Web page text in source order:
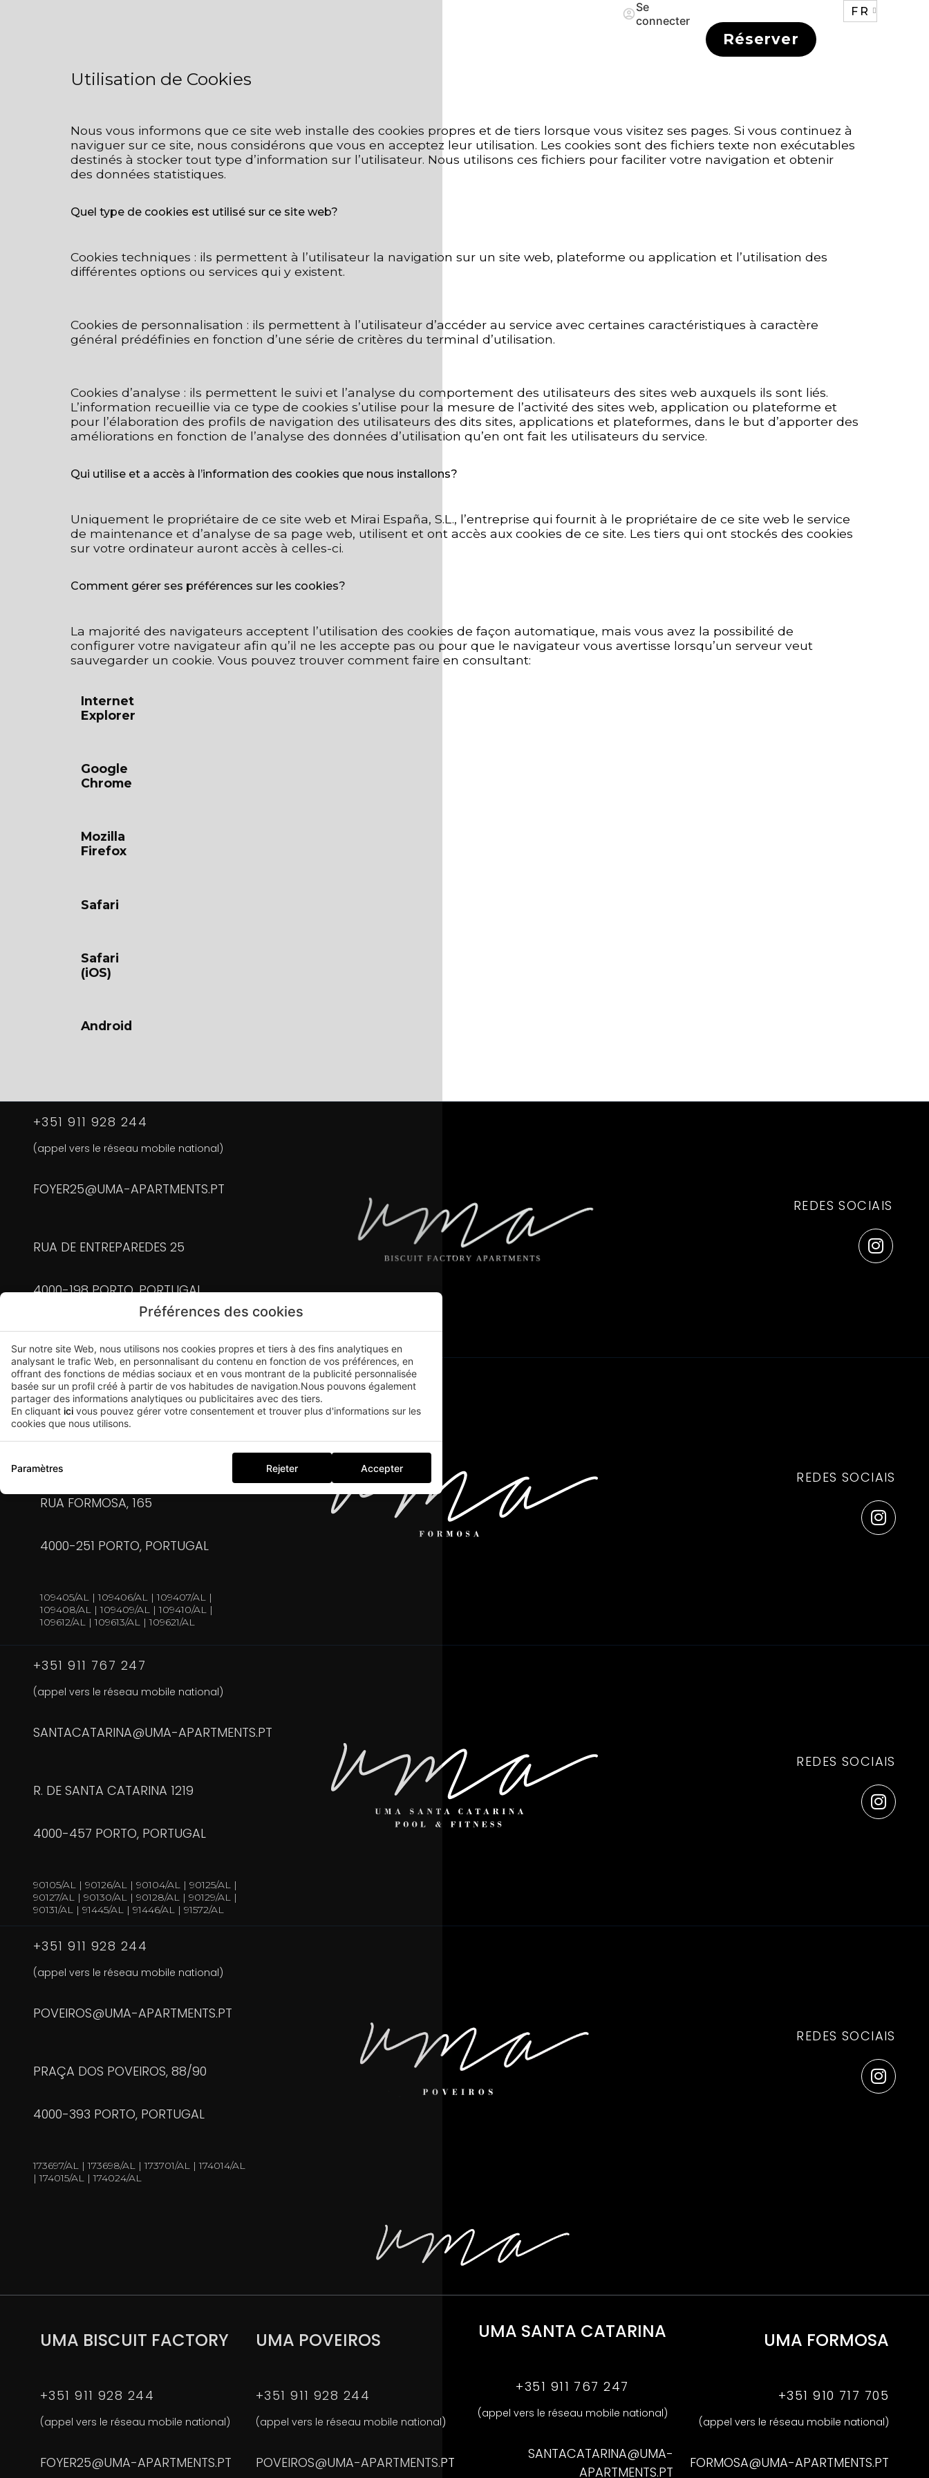
Se
connecter
Réserver
FR
Utilisation de Cookies
Nous vous informons que ce site web installe des cookies propres et de tiers lorsque vous visitez ses pages. Si vous continuez à
naviguer sur ce site, nous considérons que vous en acceptez leur utilisation. Les cookies sont des fichiers texte non exécutables
destinés à stocker tout type d’information sur l’utilisateur. Nous utilisons ces fichiers pour faciliter votre navigation et obtenir
des données statistiques.
Quel type de cookies est utilisé sur ce site web?
Cookies techniques : ils permettent à l’utilisateur la navigation sur un site web, plateforme ou application et l’utilisation des
différentes options ou services qui y existent.
Cookies de personnalisation : ils permettent à l’utilisateur d’accéder au service avec certaines caractéristiques à caractère
général prédéfinies en fonction d’une série de critères du terminal d’utilisation.
Cookies d’analyse : ils permettent le suivi et l’analyse du comportement des utilisateurs des sites web auxquels ils sont liés.
L’information recueillie via ce type de cookies s’utilise pour la mesure de l’activité des sites web, application ou plateforme et
pour l’élaboration des profils de navigation des utilisateurs des dits sites, applications et plateformes, dans le but d’apporter des
améliorations en fonction de l’analyse des données d’utilisation qu’en ont fait les utilisateurs du service.
Qui utilise et a accès à l’information des cookies que nous installons?
Uniquement le propriétaire de ce site web et Mirai España, S.L., l’entreprise qui fournit à le propriétaire de ce site web le service
de maintenance et d’analyse de sa page web, utilisent et ont accès aux cookies de ce site. Les tiers qui ont stockés des cookies
sur votre ordinateur auront accès à celles-ci.
Comment gérer ses préférences sur les cookies?
La majorité des navigateurs acceptent l’utilisation des cookies de façon automatique, mais vous avez la possibilité de
configurer votre navigateur afin qu’il ne les accepte pas ou pour que le navigateur vous avertisse lorsqu’un serveur veut
sauvegarder un cookie. Vous pouvez trouver comment faire en consultant:
Internet
Explorer
Google
Chrome
Mozilla
Firefox
Safari
Safari
(iOS)
Android
+351 911 928 244
(appel vers le réseau mobile national)
FOYER25@UMA-APARTMENTS.PT
RUA DE ENTREPAREDES 25
4000-198 PORTO, PORTUGAL
REDES SOCIAIS
+351 910 717 705
(appel vers le réseau mobile national)
FORMOSA@UMA-APARTMENTS.PT
RUA FORMOSA, 165
4000-251 PORTO, PORTUGAL
109405/AL | 109406/AL | 109407/AL |
109408/AL | 109409/AL | 109410/AL |
109612/AL | 109613/AL | 109621/AL
REDES SOCIAIS
+351 911 767 247
(appel vers le réseau mobile national)
SANTACATARINA@UMA-APARTMENTS.PT
R. DE SANTA CATARINA 1219
4000-457 PORTO, PORTUGAL
90105/AL | 90126/AL | 90104/AL | 90125/AL |
90127/AL | 90130/AL | 90128/AL | 90129/AL |
90131/AL | 91445/AL | 91446/AL | 91572/AL
REDES SOCIAIS
+351 911 928 244
(appel vers le réseau mobile national)
POVEIROS@UMA-APARTMENTS.PT
PRAÇA DOS POVEIROS, 88/90
4000-393 PORTO, PORTUGAL
173697/AL | 173698/AL | 173701/AL | 174014/AL
| 174015/AL | 174024/AL
REDES SOCIAIS
UMA BISCUIT FACTORY
+351 911 928 244
(appel vers le réseau mobile national)
FOYER25@UMA-APARTMENTS.PT
UMA POVEIROS
+351 911 928 244
(appel vers le réseau mobile national)
POVEIROS@UMA-APARTMENTS.PT
UMA SANTA CATARINA
+351 911 767 247
(appel vers le réseau mobile national)
SANTACATARINA@UMA-
APARTMENTS.PT
UMA FORMOSA
+351 910 717 705
(appel vers le réseau mobile national)
FORMOSA@UMA-APARTMENTS.PT
Préférences des cookies
Sur notre site Web, nous utilisons nos cookies propres et tiers à des fins analytiques en
analysant le trafic Web, en personnalisant du contenu en fonction de vos préférences, en
offrant des fonctions de médias sociaux et en vous montrant de la publicité personnalisée
basée sur un profil créé à partir de vos habitudes de navigation.Nous pouvons également
partager des informations analytiques ou publicitaires avec des tiers.
En cliquant ici vous pouvez gérer votre consentement et trouver plus d'informations sur les
cookies que nous utilisons.
Paramètres Rejeter Accepter